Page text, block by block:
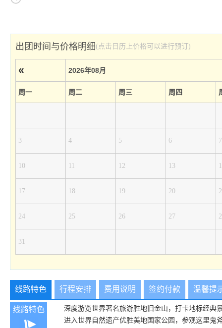
出团时间与价格明细(点击日历上价格可以进行预订)
« 2026年08月
周一 周二 周三 周四
3 4 5 6 7
10 11 12 13
17 18 19 20
24 25 26 27
31
线路特色 行程安排 费用说明 签约付款 温馨提
线路特色
深度游览世界著名旅游胜地旧金山，打卡地标经典
进入世界自然遗产优胜美地国家公园，参观这里鬼